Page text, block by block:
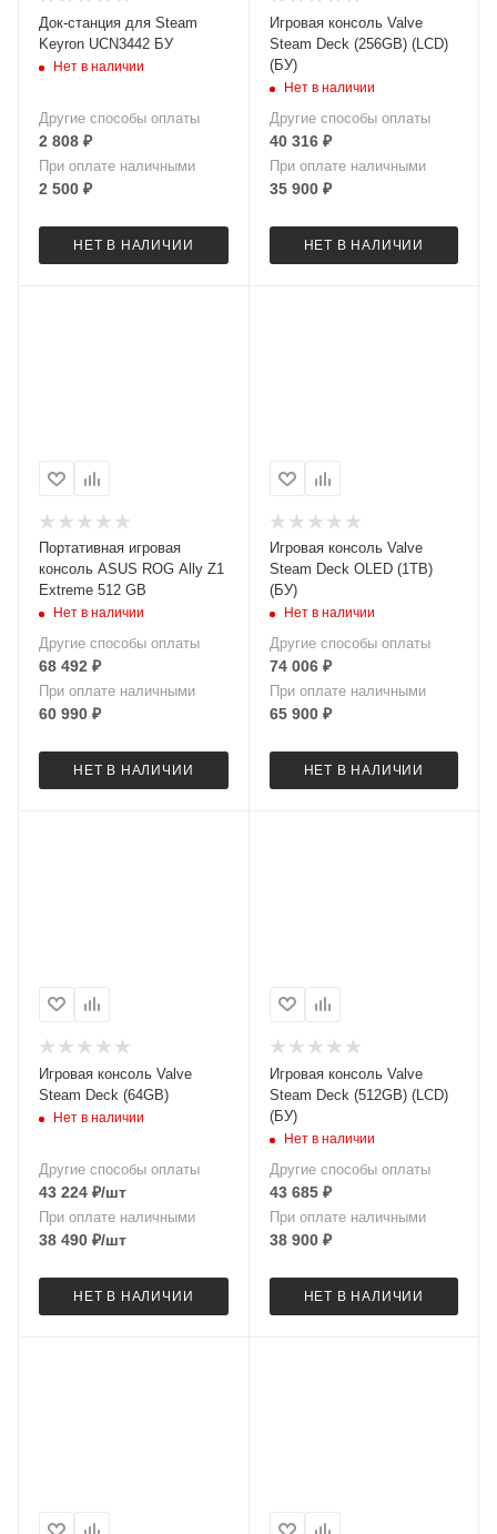
Док-станция для Steam
Keyron UCN3442 БУ
Нет в наличии
Другие способы оплаты
2 808 ₽
При оплате наличными
2 500 ₽
НЕТ В НАЛИЧИИ
Игровая консоль Valve
Steam Deck (256GB) (LCD)
(БУ)
Нет в наличии
Другие способы оплаты
40 316₽
При оплате наличными
35 900₽
НЕТ В НАЛИЧИИ
Портативная игровая
консоль ASUS ROG Ally Z1
Extreme 512 GB
Нет в наличии
Другие способы оплаты
68 492 ₽
При оплате наличными
60 990 ₽
НЕТ В НАЛИЧИИ
Игровая консоль Valve
Steam Deck OLED (1TB)
(БУ)
Нет в наличии
Другие способы оплаты
74 006₽
При оплате наличными
65 900₽
НЕТ В НАЛИЧИИ
Игровая консоль Valve
Steam Deck (64GB)
Нет в наличии
Другие способы оплаты
43 224 ₽/шт
При оплате наличными
38 490 ₽/шт
НЕТ В НАЛИЧИИ
Игровая консоль Valve
Steam Deck (512GB) (LCD)
(БУ)
Нет в наличии
Другие способы оплаты
43 685₽
При оплате наличными
38 900₽
НЕТ В НАЛИЧИИ